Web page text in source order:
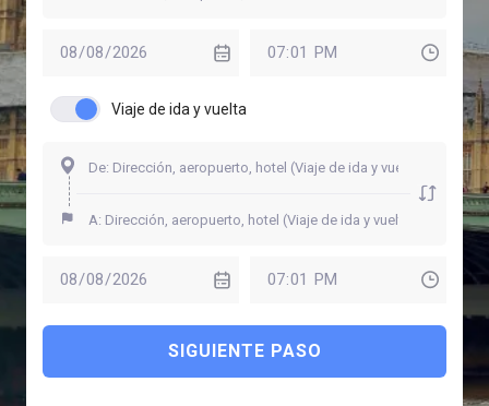
Viaje de ida y vuelta
SIGUIENTE PASO